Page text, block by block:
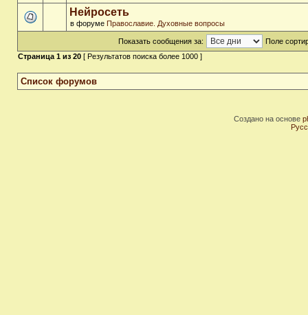
Нейросеть
в форуме Православие. Духовные вопросы
Показать сообщения за:
Поле
Страница 1 из 20 [ Результатов поиска более 1000 ]
Список форумов
Создано на основе